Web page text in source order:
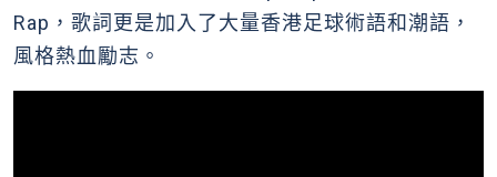
Rap，歌詞更是加入了大量香港足球術語和潮語，
風格熱血勵志。